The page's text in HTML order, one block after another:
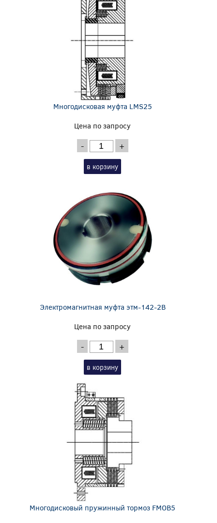
Многодисковая муфта LMS25
Цена по запросу
- +
в корзину
Электромагнитная муфта этм-142-2В
Цена по запросу
- +
в корзину
Многодисковый пружинный тормоз FMOB5